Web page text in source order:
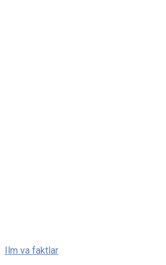
Skip
Ilm va faktlar